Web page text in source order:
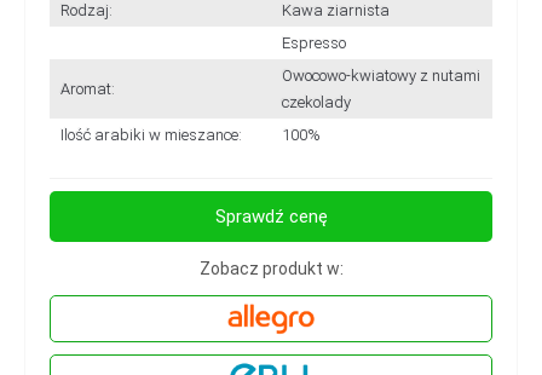
Rodzaj:
Kawa ziarnista
Espresso
Aromat:
Owocowo-kwiatowy z nutami
czekolady
Ilość arabiki w mieszance:
100%
Sprawdź cenę
Zobacz produkt w: